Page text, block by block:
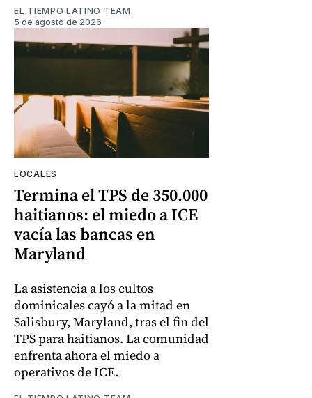
EL TIEMPO LATINO TEAM
5 de agosto de 2026
LOCALES
Termina el TPS de 350.000
haitianos: el miedo a ICE
vacía las bancas en
Maryland
La asistencia a los cultos
dominicales cayó a la mitad en
Salisbury, Maryland, tras el fin del
TPS para haitianos. La comunidad
enfrenta ahora el miedo a
operativos de ICE.